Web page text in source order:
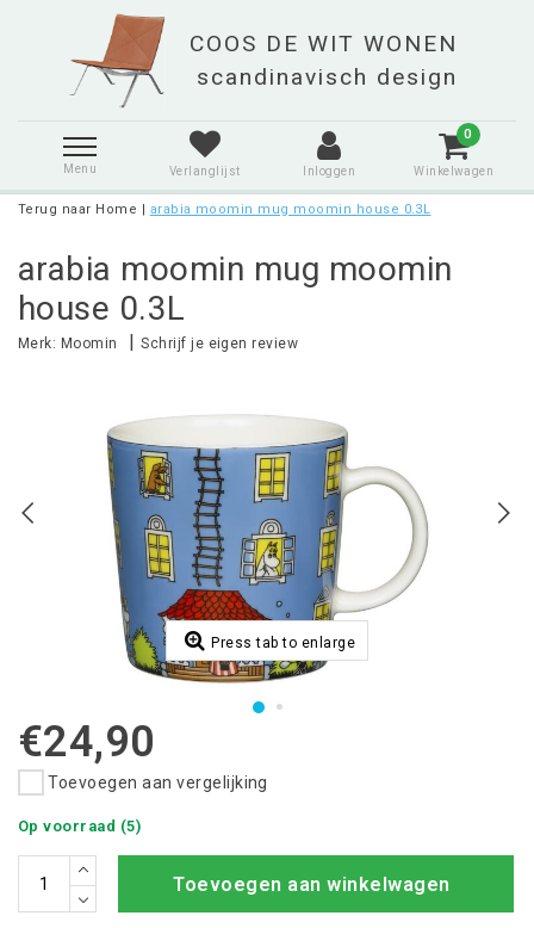
Menu Verlanglijst Inloggen
0
Winkelwagen
Terug naar Home | arabia moomin mug moomin house 0.3L
arabia moomin mug moomin
house 0.3L
Merk: Moomin |Schrijf je eigen review
Press tab to enlarge
€24,90
Toevoegen aan vergelijking
Op voorraad (5)
Toevoegen aan winkelwagen